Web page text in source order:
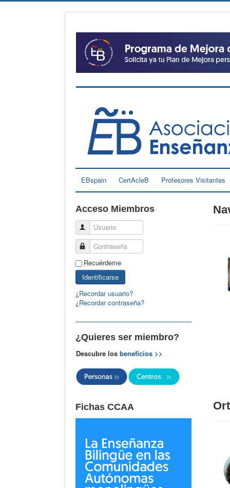
EBspain CertAcleB Profesores Visitantes
Acceso Miembros
Usuario
Contraseña
Recuérdeme
Identificarse
¿Recordar usuario?
¿Recordar contraseña?
¿Quieres ser miembro?
Descubre los beneficios >>
Fichas CCAA